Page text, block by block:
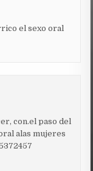
el sexo oral
con.el paso del
alas mujeres